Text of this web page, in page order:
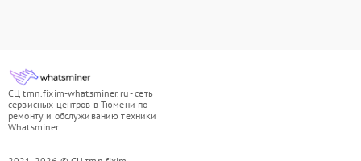
СЦ tmn.fixim-whatsminer.ru - сеть
сервисных центров в Тюмени по
ремонту и обслуживанию техники
Whatsminer